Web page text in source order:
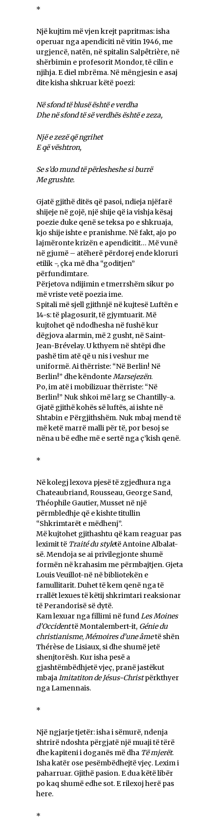
*
Një kujtim më vjen krejt papritmas: isha
operuar nga apendiciti në vitin 1946, me
urgjencë, natën, në spitalin Salpêtrière, në
shërbimin e profesorit Mondor, të cilin e
njihja. E diel mbrëma. Në mëngjesin e asaj
dite kisha shkruar këtë poezi:
Në sfond të blusë është e verdha
Dhe në sfond të së verdhës është e zeza,
Një e zezë që ngrihet
E që vështron,
Se s’do mund të përlesheshe si burrë
Me grushte.
Gjatë gjithë ditës që pasoi, ndieja njëfarë
shijeje në gojë, një shije që ia vishja kësaj
poezie duke qenë se teksa po e shkruaja,
kjo shije ishte e pranishme. Në fakt, ajo po
lajmëronte krizën e apendicitit… Më vunë
në gjumë – atëherë përdorej ende kloruri
etilik -, çka më dha “goditjen”
përfundimtare.
Përjetova ndijimin e tmerrshëm sikur po
më vriste vetë poezia ime.
Spitali më sjell gjithnjë në kujtesë Luftën e
14-s: të plagosurit, të gjymtuarit. Më
kujtohet që ndodhesha në fushë kur
dëgjova alarmin, më 2 gusht, në Saint-
Jean-Brévelay. U kthyem në shtëpi dhe
pashë tim atë që u nis i veshur me
uniformë. Ai thërriste: “Në Berlin! Në
Berlin!” dhe këndonteMarsejezën.
Po, im atë i mobilizuar thërriste: “Në
Berlin!” Nuk shkoi më larg se Chantilly-a.
Gjatë gjithë kohës së luftës, ai ishte në
Shtabin e Përgjithshëm. Nuk mbaj mend të
më ketë marrë malli për të, por besoj se
nëna u bë edhe më e sertë nga ç’kish qenë.
*
Në kolegj lexova pjesë të zgjedhura nga
Chateaubriand, Rousseau, George Sand,
Théophile Gautier, Musset në një
përmbledhje që e kishte titullin
“Shkrimtarët e mëdhenj”.
Më kujtohet gjithashtu që kam reaguar pas
leximit të Traité du styletë Antoine Albalat-
së. Mendoja se ai privilegjonte shumë
formën në krahasim me përmbajtjen. Gjeta
Louis Veuillot-në në bibliotekën e
famullitarit. Duhet të kem qenë nga të
rrallët lexues të këtij shkrimtari reaksionar
të Perandorisë së dytë.
Kam lexuar nga fillimi në fundLes Moines
d’Occidenttë Montalembert-it, Génie du
christianisme,Mémoires d’une âmetë shën
Thérèse de Lisiaux, si dhe shumë jetë
shenjtorësh. Kur isha pesë a
gjashtëmbëdhjetë vjeç, pranë jastëkut
mbajaImitatiton de Jésus-Christpërkthyer
nga Lamennais.
*
Një ngjarje tjetër: isha i sëmurë, ndenja
shtrirë ndoshta përgjatë një muaji të tërë
dhe kapiteni i doganës më dha Të mjerët.
Isha katër ose pesëmbëdhejtë vjeç. Lexim i
paharruar. Gjithë pasion. E dua këtë libër
po kaq shumë edhe sot. E rilexoj herë pas
here.
*